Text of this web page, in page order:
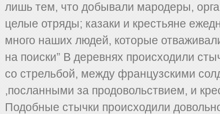
лишь тем, что добывали мародеры,
целые отряды; казаки и крестьяне
много наших людей, которые
на поиски” В деревнях происходили
со стрельбой, между французскими
,посланными за продовольствием, и
Подобные стычки происходили